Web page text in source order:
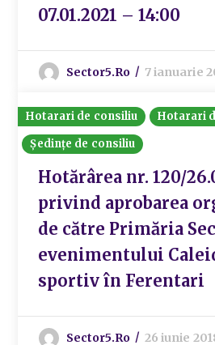
07.01.2021 – 14:00
Sector5.ro 7 ianuarie
Hotarari de consiliu
Hotarari
Ședințe de consiliu
Hotărârea nr. 120/
privind aprobarea
de către Primăria
evenimentului
sportiv în Ferentari
Sector5.ro 26 iunie